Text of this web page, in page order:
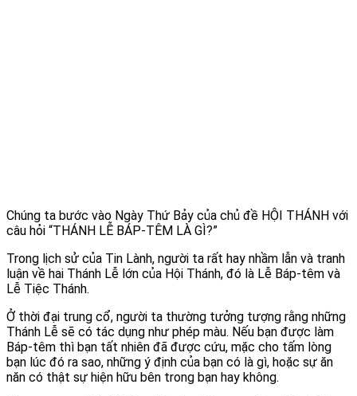
Chúng ta bước vào Ngày Thứ Bảy của chủ đề HỘI THÁNH với
câu hỏi “THÁNH LỄ BÁP-TÊM LÀ GÌ?”
Trong lịch sử của Tin Lành, người ta rất hay nhầm lẫn và tranh
luận về hai Thánh Lễ lớn của Hội Thánh, đó là Lễ Báp-têm và
Lễ Tiệc Thánh.
Ở thời đại trung cổ, người ta thường tưởng tượng rằng những
Thánh Lễ sẽ có tác dụng như phép màu. Nếu bạn được làm
Báp-têm thì bạn tất nhiên đã được cứu, mặc cho tấm lòng
bạn lúc đó ra sao, những ý định của bạn có là gì, hoặc sự ăn
năn có thật sự hiện hữu bên trong bạn hay không.